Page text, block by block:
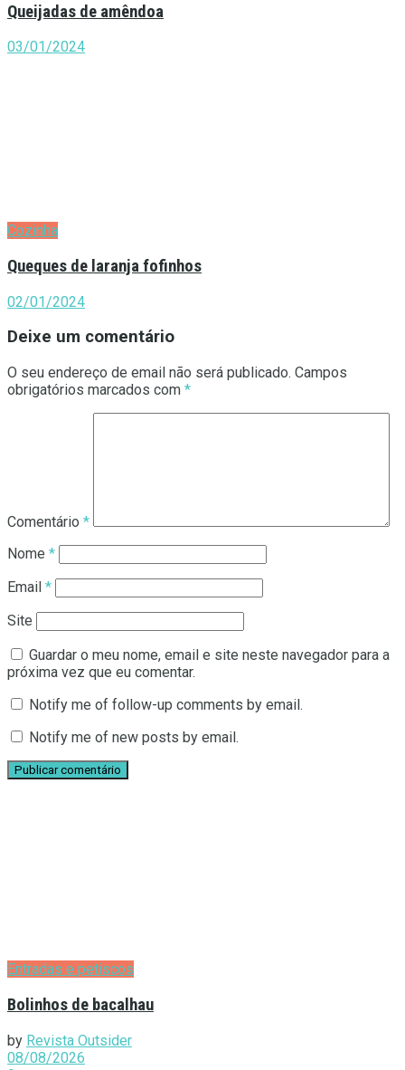
Queijadas de amêndoa
03/01/2024
Cozinha
Queques de laranja fofinhos
02/01/2024
Deixe um comentário
O seu endereço de email não será publicado. Campos
obrigatórios marcados com *
Comentário *
Nome *
Email *
Site
Guardar o meu nome, email e site neste navegador para a
próxima vez que eu comentar.
Notify me of follow-up comments by email.
Notify me of new posts by email.
Entradas e petiscos
Bolinhos de bacalhau
by Revista Outsider
08/08/2026